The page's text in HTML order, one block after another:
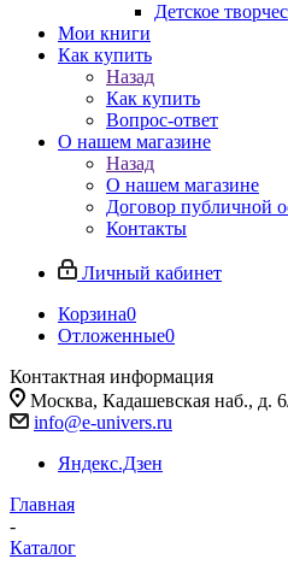
Детское
Мои книги
Как купить
Назад
Как купить
Вопрос-ответ
О нашем магазине
Назад
О нашем магазине
Договор публичной
Контакты
Личный кабинет
Корзина0
Отложенные0
Контактная информация
Москва, Кадашевская наб., д.
info@e-univers.ru
Яндекс.Дзен
Главная
-
Каталог